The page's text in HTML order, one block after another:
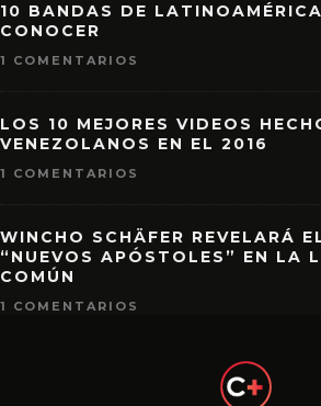
10 BANDAS DE
CONOCER
1 COMENTARIOS
LOS 10 MEJORES VIDEOS
VENEZOLANOS EN EL 2016
1 COMENTARIOS
WINCHO SCHÄFER REVELARÁ
“NUEVOS APÓSTOLES” EN LA
COMÚN
1 COMENTARIOS